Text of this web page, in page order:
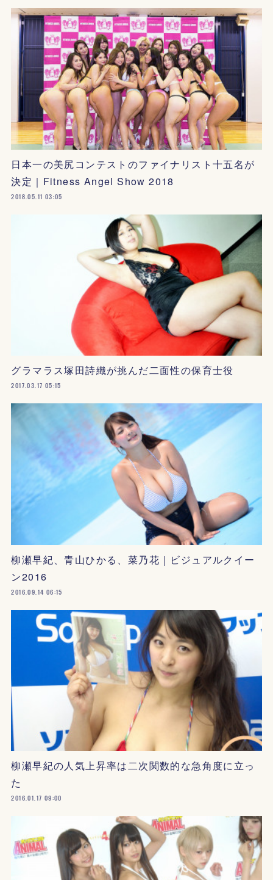
日本一の美尻コンテストのファイナリスト十五名が
決定｜Fitness Angel Show 2018
2018.05.11 03:05
グラマラス塚田詩織が挑んだ二面性の保育士役
2017.03.17 05:15
柳瀬早紀、青山ひかる、菜乃花｜ビジュアルクイー
ン2016
2016.09.14 06:15
柳瀬早紀の人気上昇率は二次関数的な急角度に立っ
た
2016.01.17 09:00